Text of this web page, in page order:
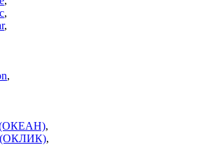
,
,
,
(ОКЕАН),
(ОКЛИК),